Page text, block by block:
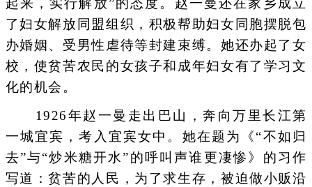
起来，实行解放”的态度。赵一曼还在家乡成立
了妇女解放同盟组织，积极帮助妇女同胞摆脱包
办婚姻、受男性虐待等封建束缚。她还办起了女
校，使贫苦农民的女孩子和成年妇女有了学习文
化的机会。
1926年赵一曼走出巴山，奔向万里长江第
一城宜宾，考入宜宾女中。她在题为《“不如归
去”与“炒米糖开水”的呼叫声谁更凄惨》的习作
写道：贫苦的人民，为了求生存，被迫做小贩沿